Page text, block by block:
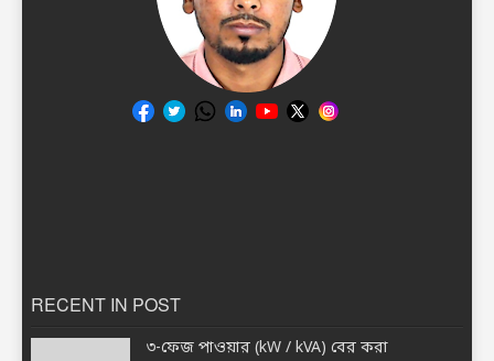
RECENT IN POST
৩-ফেজ পাওয়ার (kW / kVA) বের করা